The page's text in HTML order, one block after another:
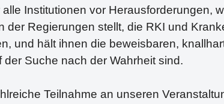
Institutionen vor Herausforderungen,
der Regierungen stellt, die RKI und
und hält ihnen die beweisbaren,
der Suche nach der Wahrheit sind.
Teilnahme an unseren